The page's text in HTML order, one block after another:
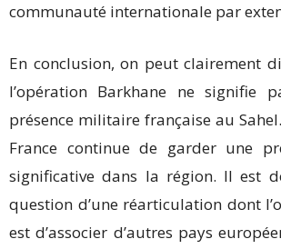
communauté internationale par
En conclusion, on peut clairement
l’opération Barkhane ne signifie
présence militaire française au
France continue de garder une
significative dans la région. Il est
question d’une réarticulation dont
est d’associer d’autres pays